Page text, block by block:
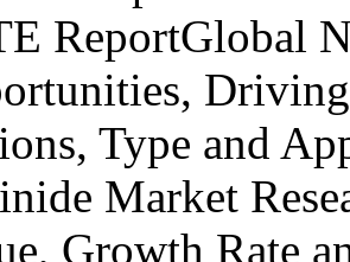
ReportGlobal
Type and
Market
Growth Rate